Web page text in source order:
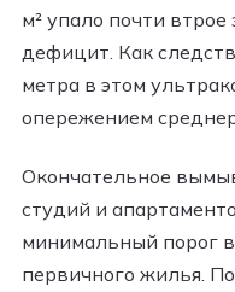
м² упало почти
дефицит. Как
метра в этом
опережением
Окончательное
студий и
минимальный порог
первичного жилья.